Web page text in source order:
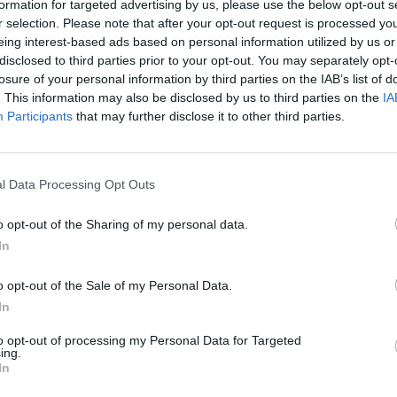
for targeted advertising by us, please use the below opt-out
selection. Please note that after your opt-out request is processed
interest-based ads based on personal information utilized by us
to third parties prior to your opt-out. You may separately
of your personal information by third parties on the IAB’s list of
This information may also be disclosed by us to third parties on the
Participants that may further disclose it to other third parties.
Data Processing Opt Outs
opt-out of the Sharing of my personal data.
opt-out of the Sale of my Personal Data.
opt-out of processing my Personal Data for Targeted
Lietuvos diena
Žinios Lietuvos diena
00:04:08
esktremali
diena
Gedimino kalno gelbėjimas:
kalnas turi didesnę
kaip atrodo naujausia
nuošliauža
Nufilmavo Gedimino kalną iš